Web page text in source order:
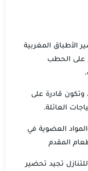
الأطباق المغربية
على الحطب
وتكون قادرة على
العائلة.
العضوية في
المقدم
تجيد تحضير